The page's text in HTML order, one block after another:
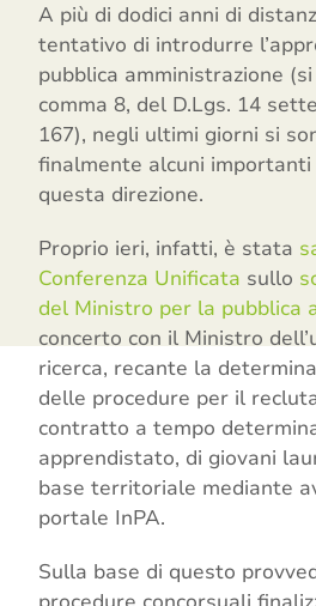
A più di dodici anni di
tentativo di introdurre
pubblica amministrazione
comma 8, del D.Lgs. 14
167), negli ultimi giorni si
finalmente alcuni
questa direzione.
Proprio ieri, infatti, è stata
Conferenza Unificata sullo
del Ministro per la pubblica
concerto con il Ministro
ricerca, recante la
delle procedure per il
contratto a tempo
apprendistato, di giovani
base territoriale mediante
portale InPA.
Sulla base di questo